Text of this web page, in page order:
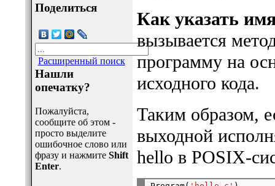
Поделиться
Расширенный поиск
Нашли
опечатку?
Пожалуйста,
сообщите об этом -
просто выделите
ошибочное слово или
фразу и нажмите Shift
Enter.
Как указать
вызывается
программу на
исходного кода.
Таким образом,
выходной
hello в POSIX-